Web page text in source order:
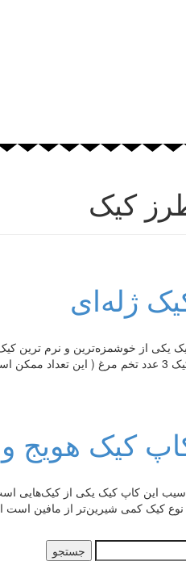
کیک
ژله‌ای
یکی از خوشمزه‌ترین و نرم ترین
کیک هویج
این کاپ کیک یکی از کیک‌هایی است
نوع کیک کمی شیرین‌تر از مافین